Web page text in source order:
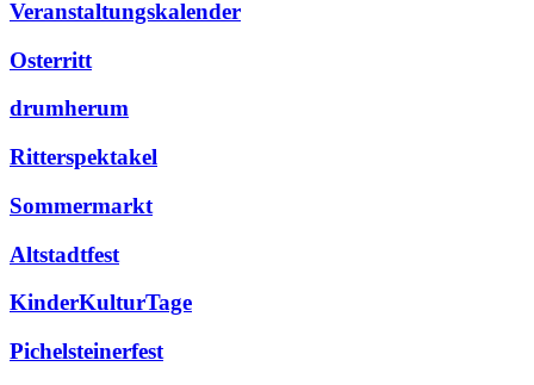
Veranstaltungskalender
Osterritt
drumherum
Ritterspektakel
Sommermarkt
Altstadtfest
KinderKulturTage
Pichelsteinerfest